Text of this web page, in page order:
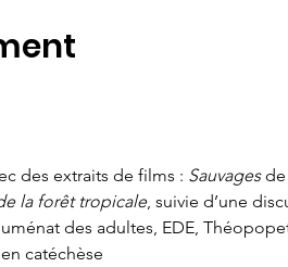
des extraits de films : Sauvages de
la forêt tropicale, suivie d’une
des adultes, EDE,
catéchèse